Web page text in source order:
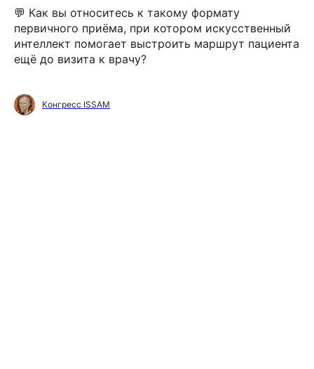
💬 Как вы относитесь к такому формату
первичного приёма, при котором искусственный
интеллект помогает выстроить маршрут пациента
ещё до визита к врачу?
Конгресс ISSAM